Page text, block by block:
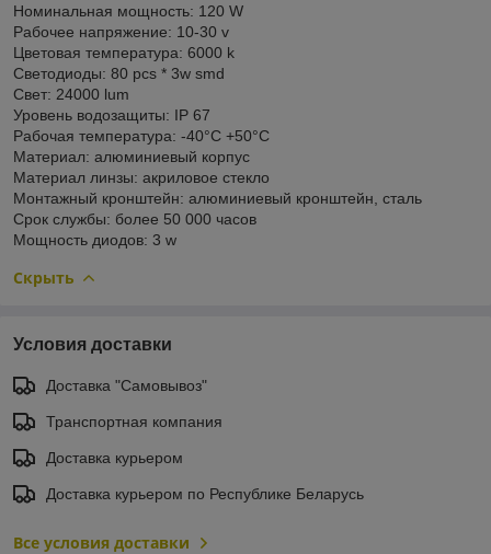
Номинальная мощность: 120 W
Рабочее напряжение: 10-30 v
Цветовая температура: 6000 k
Светодиоды: 80 pcs * 3w smd
Свет: 24000 lum
Уровень водозащиты: IP 67
Рабочая температура: -40°C +50°C
Материал: алюминиевый корпус
Материал линзы: акриловое стекло
Mонтажный кронштейн: алюминиевый кронштейн, сталь
Срок службы: более 50 000 часов
Мощность диодов: 3 w
Скрыть
Условия доставки
Доставка "Самовывоз"
Транспортная компания
Доставка курьером
Доставка курьером по Республике Беларусь
Все условия доставки